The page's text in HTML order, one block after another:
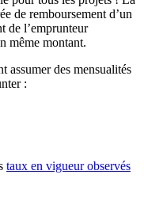
de remboursement d’un
de l’emprunteur
même montant.
assumer des mensualités
:
taux en vigueur observés